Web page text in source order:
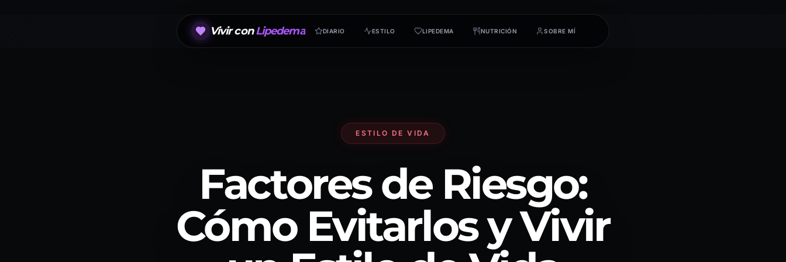
Vivir conLipedema DIARIO ESTILO LIPEDEMA NUTRICIÓN SOBRE MÍ
ESTILO DE VIDA
Factores de Riesgo:
Cómo Evitarlos y Vivir